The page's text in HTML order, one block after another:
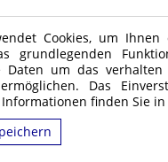
Cookies, um
grundlegenden
Daten um das
Das
finden Sie
Office Printer
"DUPLIKAT"